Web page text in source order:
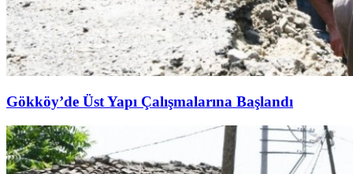
Gökköy’de Üst Yapı Çalışmalarına Başlandı